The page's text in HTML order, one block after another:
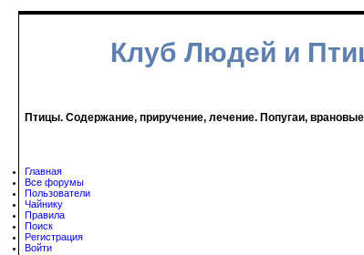
Клуб Людей и
Птицы. Содержание, приручение, лечение. Попугаи,
Главная
Все форумы
Пользователи
Чайнику
Правила
Поиск
Регистрация
Войти